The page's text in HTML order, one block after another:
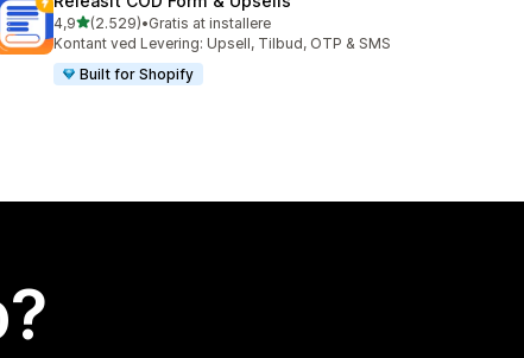
4,9ud af 5 stjerner
(2.529)
2529 anmeldelser i alt
•Gratis at installere
Kontant ved Levering: Upsell, Tilbud, OTP & SMS
Built for Shopify